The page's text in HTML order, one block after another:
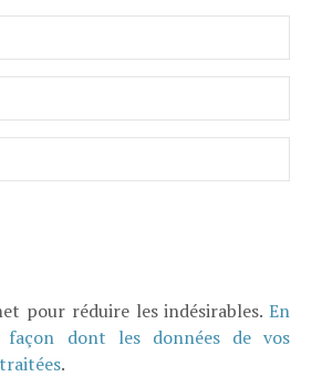
pour réduire les indésirables. En
dont les données de vos
.